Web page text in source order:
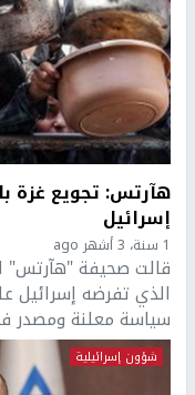
هآرتس: تجويع غزة
إسرائيل
1 سنة، 3 أشهر ago
قالت صحيفة "هآرتس"
الذي تفرضه إسرائيل
سياسة معلنة ومصدر
شؤون إسرائيلية